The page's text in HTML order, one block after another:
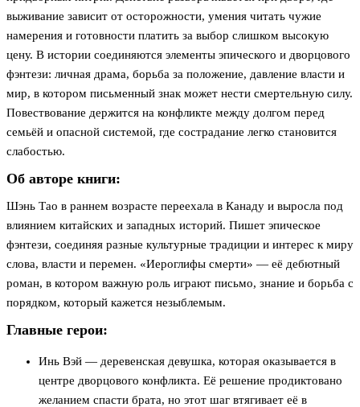
выживание зависит от осторожности, умения читать чужие
намерения и готовности платить за выбор слишком высокую
цену. В истории соединяются элементы эпического и дворцового
фэнтези: личная драма, борьба за положение, давление власти и
мир, в котором письменный знак может нести смертельную силу.
Повествование держится на конфликте между долгом перед
семьёй и опасной системой, где сострадание легко становится
слабостью.
Об авторе книги:
Шэнь Тао в раннем возрасте переехала в Канаду и выросла под
влиянием китайских и западных историй. Пишет эпическое
фэнтези, соединяя разные культурные традиции и интерес к миру
слова, власти и перемен. «Иероглифы смерти» — её дебютный
роман, в котором важную роль играют письмо, знание и борьба с
порядком, который кажется незыблемым.
Главные герои:
Инь Вэй — деревенская девушка, которая оказывается в
центре дворцового конфликта. Её решение продиктовано
желанием спасти брата, но этот шаг втягивает её в